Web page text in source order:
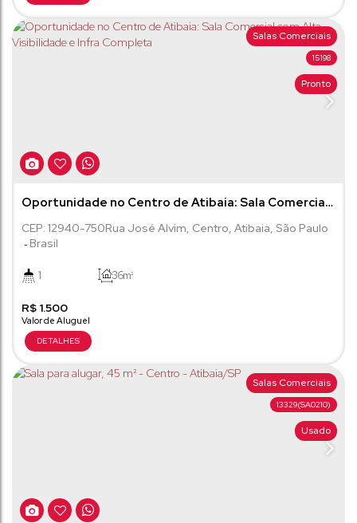
15198
Salas Comerciais
Pronto
Oportunidade no Centro de Atibaia: Sala Comercial
com Alta Visibilidade e Infra Completa
R$ 1.500
CEP: 12940-750Rua José Alvim, Centro, Atibaia, São Paulo
Brasil
1 36m²
13329(SA0210)
Salas Comerciais
Usado